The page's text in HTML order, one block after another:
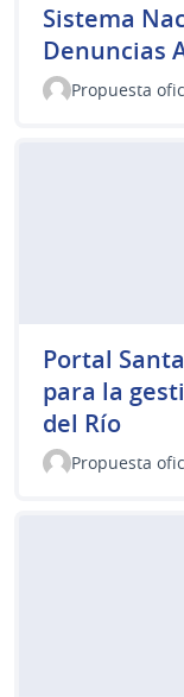
Sistema
Denuncias
Propuesta
Portal
para la
del Río
Propuesta